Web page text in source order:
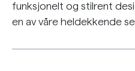
funksjonelt og stilrent
en av våre heldekkende